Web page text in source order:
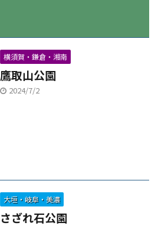
横須賀・鎌倉・湘南
鷹取山公園
2024/7/2
大垣・岐阜・美濃
さざれ石公園